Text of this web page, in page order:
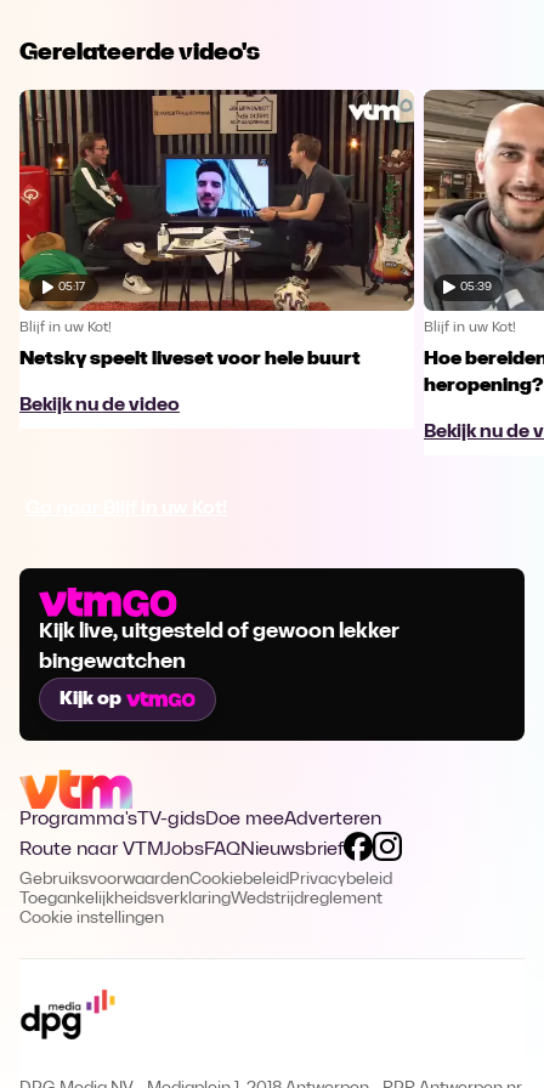
Gerelateerde video's
05:17
Blijf in uw Kot!
Netsky speelt liveset voor hele buurt
Bekijk nu de video
05:39
Blijf in uw Kot!
Hoe
heropening?
Bekijk nu de
Kijk live, uitgesteld of gewoon lekker
bingewatchen
Kijk op
Programma's TV-gidsDoe meeAdverteren
Route naar VTMJobsFAQNieuwsbrief
GebruiksvoorwaardenCookiebeleid Privacybeleid
ToegankelijkheidsverklaringWedstrijdreglement
Cookie instellingen